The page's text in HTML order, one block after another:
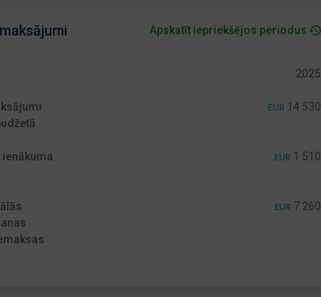
Apskatīt iepriekšējos periodus
2025
EUR 14 530
ienākuma
EUR 1 510
EUR 7 260